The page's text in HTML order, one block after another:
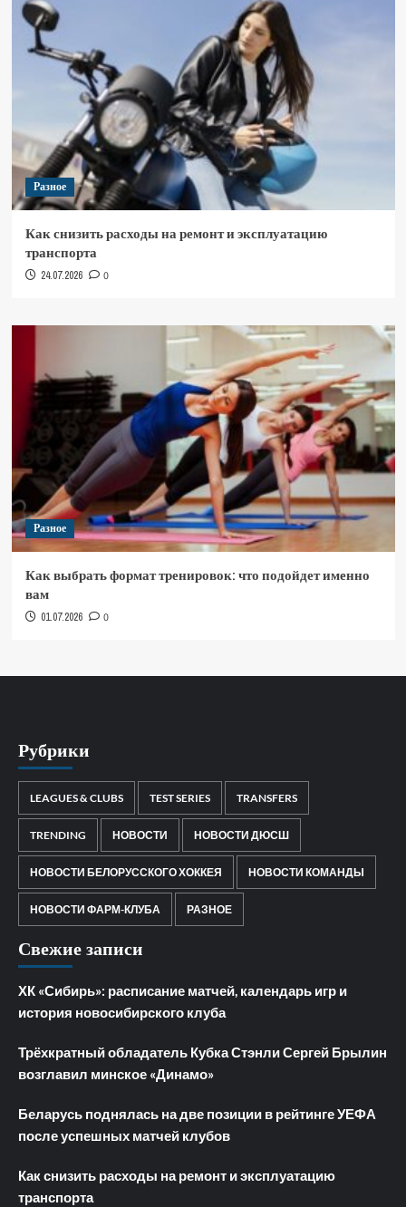
Разное
Как снизить расходы на ремонт и эксплуатацию
транспорта
24.07.2026 0
Разное
Как выбрать формат тренировок: что подойдет именно
вам
01.07.2026 0
Рубрики
LEAGUES & CLUBS TEST SERIES TRANSFERS
TRENDING НОВОСТИ НОВОСТИ ДЮСШ
НОВОСТИ БЕЛОРУССКОГО ХОККЕЯ НОВОСТИ КОМАНДЫ
НОВОСТИ ФАРМ-КЛУБА РАЗНОЕ
Свежие записи
ХК «Сибирь»: расписание матчей, календарь игр и
история новосибирского клуба
Трёхкратный обладатель Кубка Стэнли Сергей Брылин
возглавил минское «Динамо»
Беларусь поднялась на две позиции в рейтинге УЕФА
после успешных матчей клубов
Как снизить расходы на ремонт и эксплуатацию
транспорта